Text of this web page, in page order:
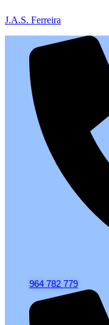
J.A.S. Ferreira
964 782 779